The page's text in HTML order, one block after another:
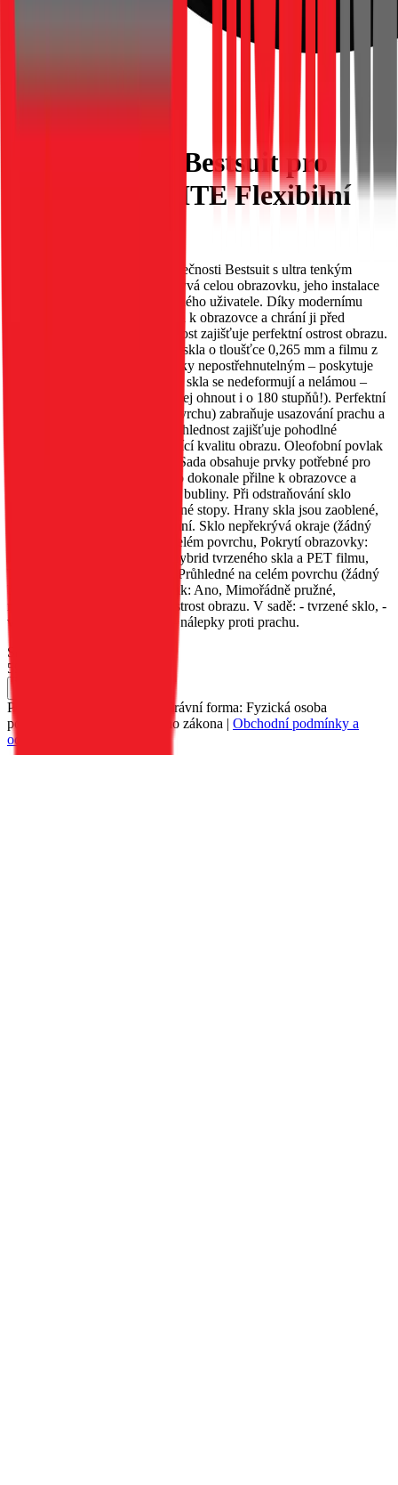
Hybridní sklo Bestsuit pro
Huawei P30 LITE Flexibilní
Flexibilní hybridní sklo od společnosti Bestsuit s ultra tenkým
designem. Protože sklo nepokrývá celou obrazovku, jeho instalace
je mimořádně snadná i pro běžného uživatele. Díky modernímu
složení se sklo dobře přichytává k obrazovce a chrání ji před
poškrábáním. Vysoká průhlednost zajišťuje perfektní ostrost obrazu.
Unikátní kombinace tvrzeného skla o tloušťce 0,265 mm a filmu z
PET materiálu činí sklo prakticky nepostřehnutelným – poskytuje
100% hmatový komfort. Hrany skla se nedeformují a nelámou –
sklo je mimořádně pružné (lze jej ohnout i o 180 stupňů!). Perfektní
přilnavost (lepidlo na celém povrchu) zabraňuje usazování prachu a
nečistot pod sklem. Vysoká průhlednost zajišťuje pohodlné
používání obrazovky a vynikající kvalitu obrazu. Oleofobní povlak
zabraňuje vzniku otisků prstů. Sada obsahuje prvky potřebné pro
vlastní montáž. Po aplikaci sklo dokonale přilne k obrazovce a
nezanechává žádné vzduchové bubliny. Při odstraňování sklo
nezanechává na obrazovce žádné stopy. Hrany skla jsou zaoblené,
což zaručuje bezpečné používání. Sklo nepřekrývá okraje (žádný
rám). Vlastnosti: Lepidlo: na celém povrchu, Pokrytí obrazovky:
Nepokrývá okraje, Materiál: Hybrid tvrzeného skla a PET filmu,
Tloušťka: 0,265 mm, Vzhled: Průhledné na celém povrchu (žádný
barevný rám), Oleofobní povlak: Ano, Mimořádně pružné,
nepostřehnutelné, vynikající ostrost obrazu. V sadě: - tvrzené sklo, -
vlhký hadřík, - suchý hadřík, - nálepky proti prachu.
Skladem 12 ks u dodavatele
59 Kč
Petr Matyáš, IČ: 00705331, Právní forma: Fyzická osoba
podnikající dle živnostenského zákona | Obchodní podmínky a
ochrana osobních údajů